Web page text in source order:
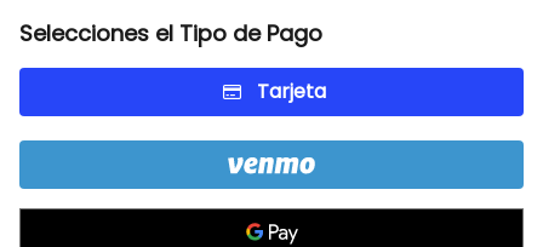
Selecciones el Tipo de Pago
Tarjeta